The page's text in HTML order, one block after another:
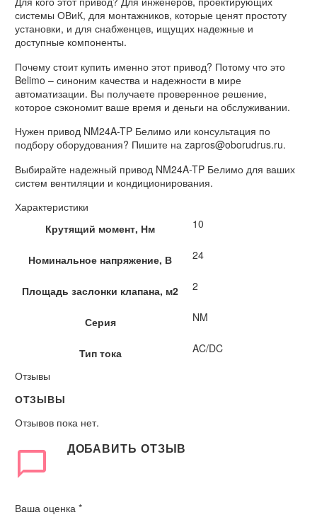
системы ОВиК, для монтажников, которые ценят простоту
установки, и для снабженцев, ищущих надежные и
доступные компоненты.
Почему стоит купить именно этот привод? Потому что это
Belimo – синоним качества и надежности в мире
автоматизации. Вы получаете проверенное решение,
которое сэкономит ваше время и деньги на обслуживании.
Нужен привод NM24A-TP Белимо или консультация по
подбору оборудования? Пишите на zapros@oborudrus.ru.
Выбирайте надежный привод NM24A-TP Белимо для ваших
систем вентиляции и кондиционирования.
Характеристики
Крутящий момент, Нм
10
Номинальное напряжение, В 24
Площадь заслонки клапана, м2 2
Серия NM
Тип тока
AC/DC
Отзывы
ОТЗЫВЫ
Отзывов пока нет.
ДОБАВИТЬ ОТЗЫВ
Ваша оценка *